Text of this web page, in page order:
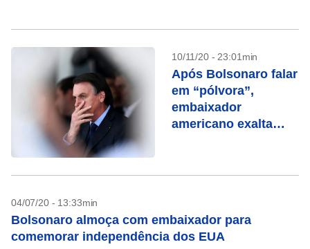
10/11/20 - 23:01min
Após Bolsonaro falar
em “pólvora”,
embaixador
americano exalta
04/07/20 - 13:33min
Bolsonaro almoça com embaixador para
comemorar independência dos EUA